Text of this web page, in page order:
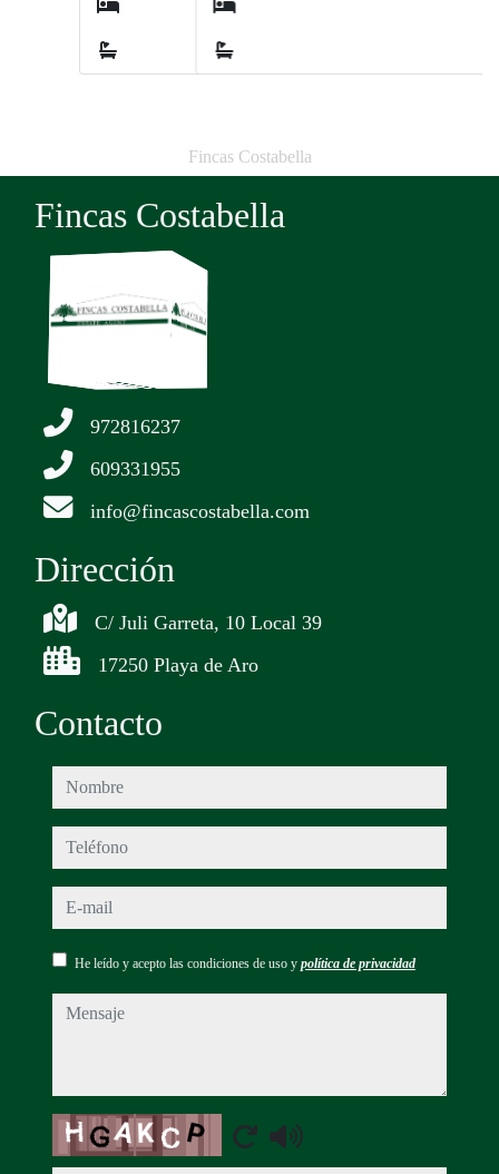
Fincas Costabella
Fincas Costabella
972816237
609331955
info@fincascostabella.com
Dirección
C/ Juli Garreta, 10 Local 39
17250 Playa de Aro
Contacto
nombre
teléfono
e-mail
He leído y acepto las condiciones de uso y política de privacidad
mensaje
Captcha